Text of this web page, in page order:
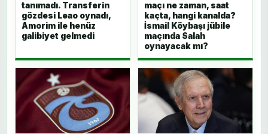
tanımadı. Transferin
gözdesi Leao oynadı,
Amorim ile henüz
galibiyet gelmedi
maçı ne zaman, saat
kaçta, hangi kanalda?
İsmail Köybaşı jübile
maçında Salah
oynayacak mı?